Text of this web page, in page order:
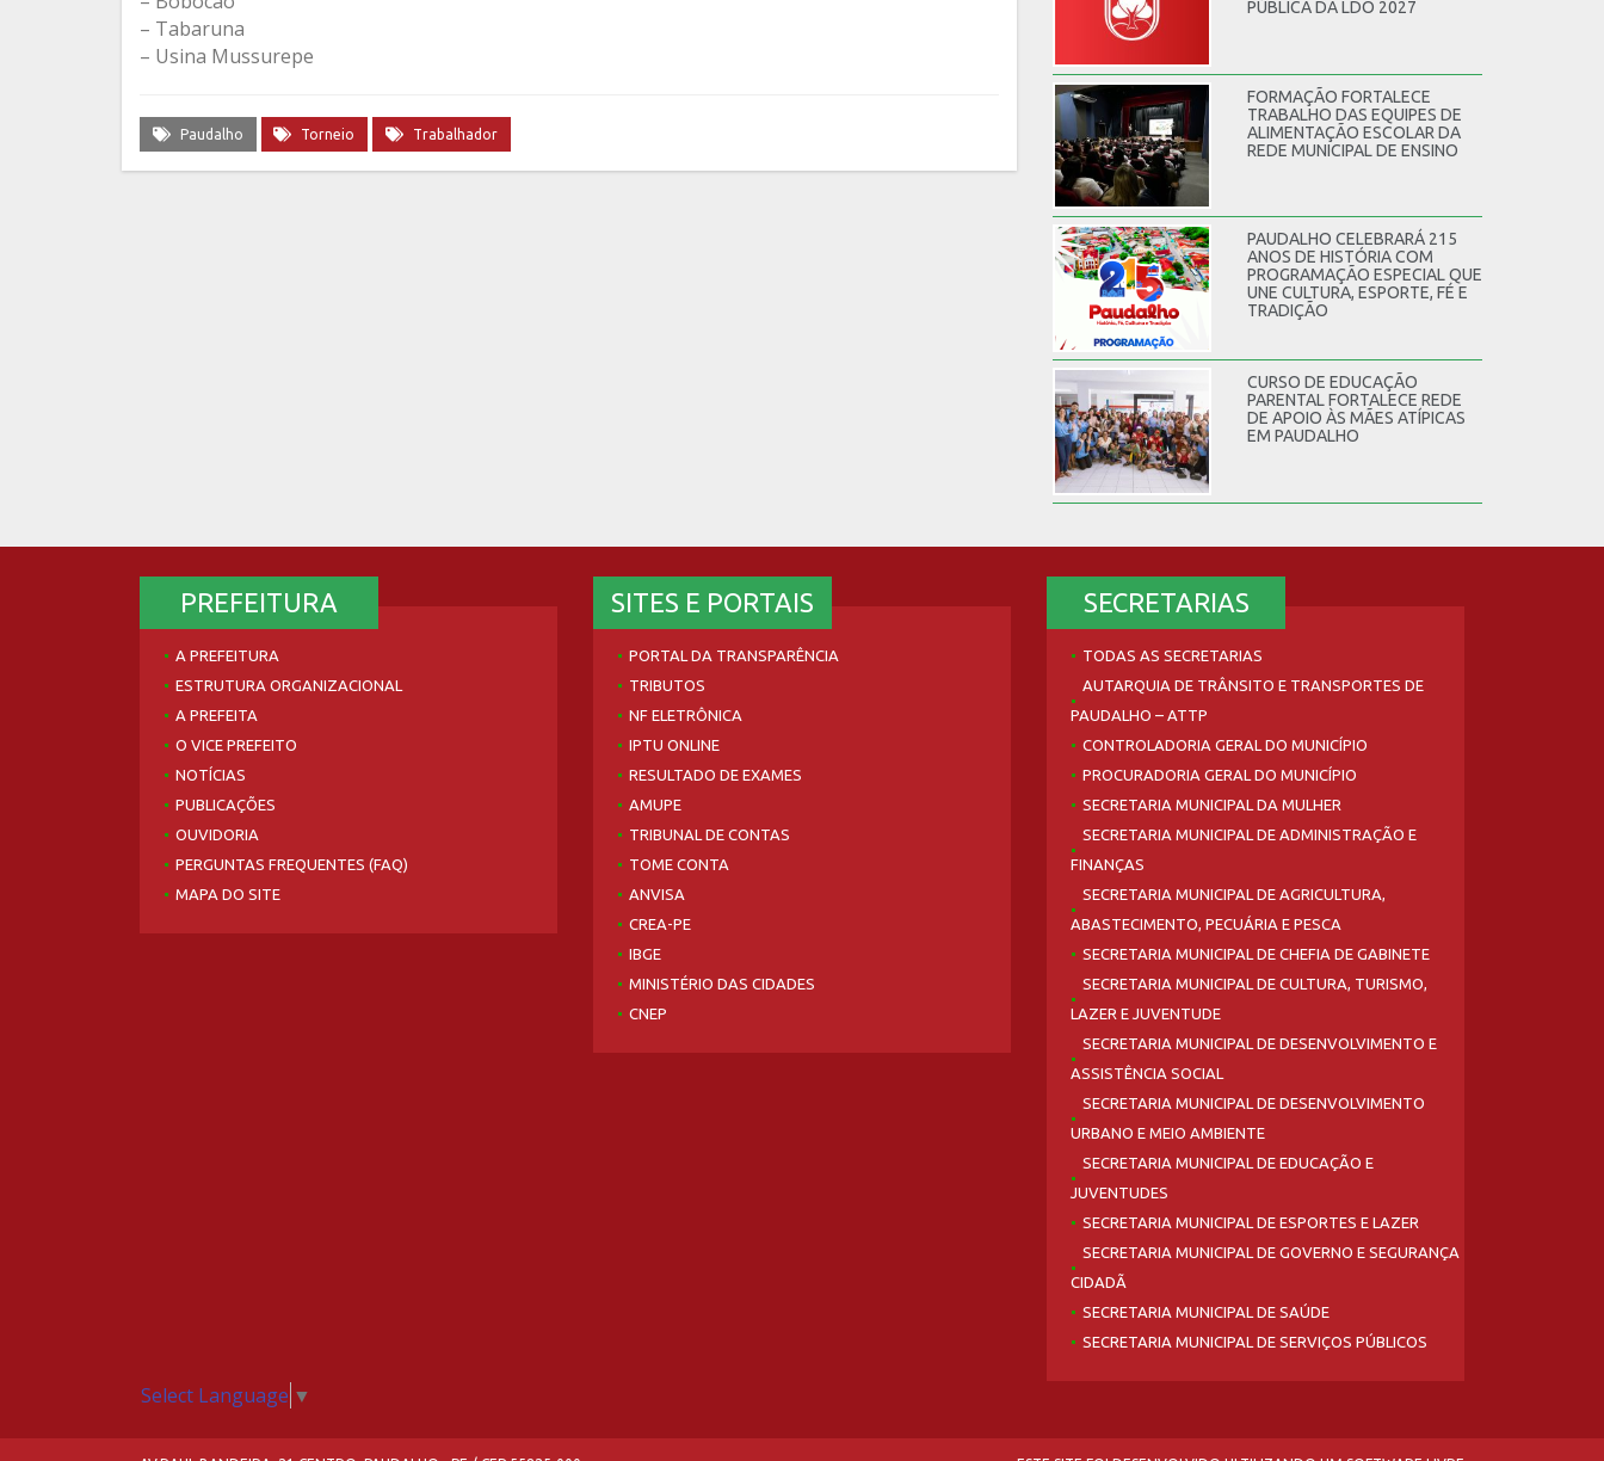
– Tabaruna
– Usina Mussurepe
Paudalho Torneio Trabalhador
PÚBLICA DA LDO 2027
FORMAÇÃO FORTALECE
TRABALHO DAS EQUIPES DE
ALIMENTAÇÃO ESCOLAR DA
REDE MUNICIPAL DE ENSINO
PAUDALHO CELEBRARÁ 215
ANOS DE HISTÓRIA COM
PROGRAMAÇÃO ESPECIAL QUE
UNE CULTURA, ESPORTE, FÉ E
TRADIÇÃO
CURSO DE EDUCAÇÃO
PARENTAL FORTALECE REDE
DE APOIO ÀS MÃES ATÍPICAS
EM PAUDALHO
PREFEITURA
A PREFEITURA
ESTRUTURA ORGANIZACIONAL
A PREFEITA
O VICE PREFEITO
NOTÍCIAS
PUBLICAÇÕES
OUVIDORIA
PERGUNTAS FREQUENTES (FAQ)
MAPA DO SITE
SITES E PORTAIS
PORTAL DA TRANSPARÊNCIA
TRIBUTOS
NF ELETRÔNICA
IPTU ONLINE
RESULTADO DE EXAMES
AMUPE
TRIBUNAL DE CONTAS
TOME CONTA
ANVISA
CREA-PE
IBGE
MINISTÉRIO DAS CIDADES
CNEP
SECRETARIAS
TODAS AS SECRETARIAS
AUTARQUIA DE TRÂNSITO E TRANSPORTES DE
PAUDALHO – ATTP
CONTROLADORIA GERAL DO MUNICÍPIO
PROCURADORIA GERAL DO MUNICÍPIO
SECRETARIA MUNICIPAL DA MULHER
SECRETARIA MUNICIPAL DE ADMINISTRAÇÃO E
FINANÇAS
SECRETARIA MUNICIPAL DE AGRICULTURA,
ABASTECIMENTO, PECUÁRIA E PESCA
SECRETARIA MUNICIPAL DE CHEFIA DE GABINETE
SECRETARIA MUNICIPAL DE CULTURA, TURISMO,
LAZER E JUVENTUDE
SECRETARIA MUNICIPAL DE DESENVOLVIMENTO E
ASSISTÊNCIA SOCIAL
SECRETARIA MUNICIPAL DE DESENVOLVIMENTO
URBANO E MEIO AMBIENTE
SECRETARIA MUNICIPAL DE EDUCAÇÃO E
JUVENTUDES
SECRETARIA MUNICIPAL DE ESPORTES E LAZER
SECRETARIA MUNICIPAL DE GOVERNO E SEGURANÇA
CIDADÃ
SECRETARIA MUNICIPAL DE SAÚDE
SECRETARIA MUNICIPAL DE SERVIÇOS PÚBLICOS
Select Language ▼